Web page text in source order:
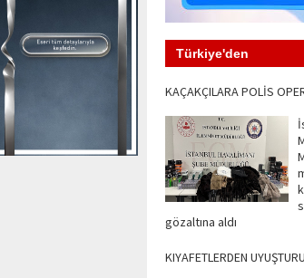
Türkiye'den
KAÇAKÇILARA POLİS
gözaltına aldı
KIYAFETLERDEN